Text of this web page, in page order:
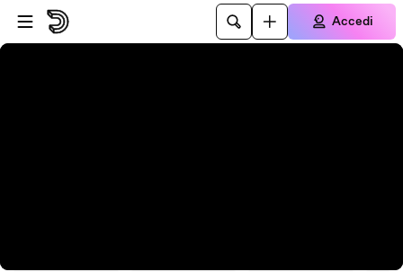
Vai al lettore
Passa al contenuto principale
Accedi